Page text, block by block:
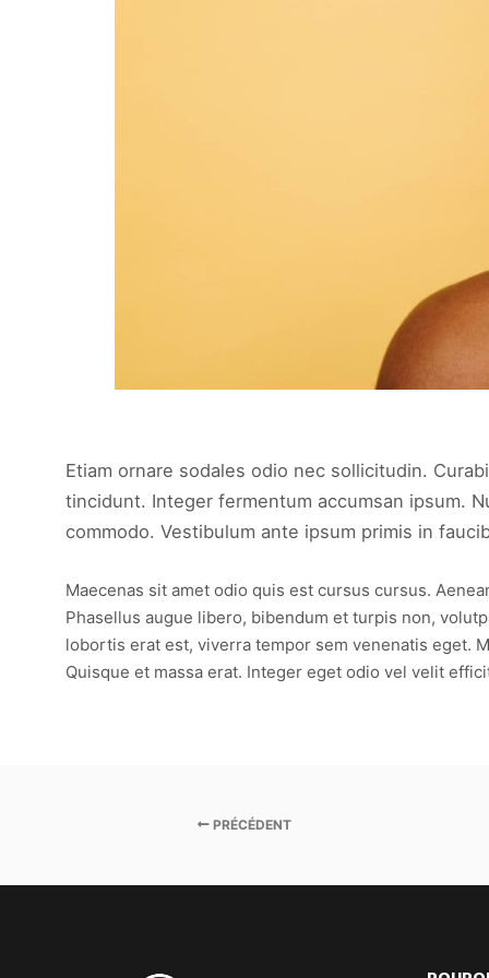
Etiam ornare sodales odio nec sollicitudin.
tincidunt. Integer fermentum accumsan ipsum.
commodo. Vestibulum ante ipsum primis in
Maecenas sit amet odio quis est cursus cursus.
Phasellus augue libero, bibendum et turpis non,
lobortis erat est, viverra tempor sem venenatis eget.
Quisque et massa erat. Integer eget odio vel velit
PRÉCÉDENT